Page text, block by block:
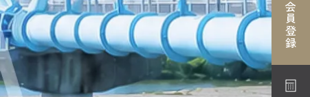
会員登録